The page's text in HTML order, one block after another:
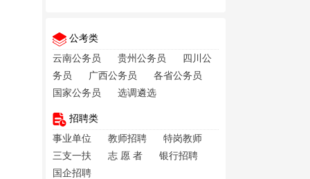
公考类
云南公务员
贵州公务员
四川公
务员
广西公务员
各省公务员
国家公务员
选调遴选
招聘类
事业单位
教师招聘
特岗教师
三支一扶
志 愿 者
银行招聘
国企招聘